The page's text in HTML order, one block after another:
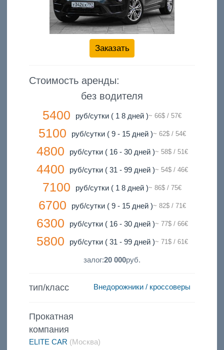
Заказать
Стоимость аренды:
без водителя
5400 руб/сутки ( 1 8 дней )~ 66$ / 57€
5100 руб/сутки ( 9 - 15 дней )~ 62$ / 54€
4800 руб/сутки ( 16 - 30 дней )~ 58$ / 51€
4400 руб/сутки ( 31 - 99 дней )~ 54$ / 46€
7100 руб/сутки ( 1 8 дней )~ 86$ / 75€
6700 руб/сутки ( 9 - 15 дней )~ 82$ / 71€
6300 руб/сутки ( 16 - 30 дней )~ 77$ / 66€
5800 руб/сутки ( 31 - 99 дней )~ 71$ / 61€
залог:20 000руб.
тип/класс Внедорожники / кроссоверы
Прокатная
компания
ELITE CAR (Москва)